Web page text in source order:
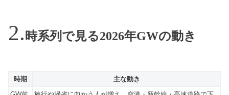
時系列で見る2026年GWの動き
時期
主な動き